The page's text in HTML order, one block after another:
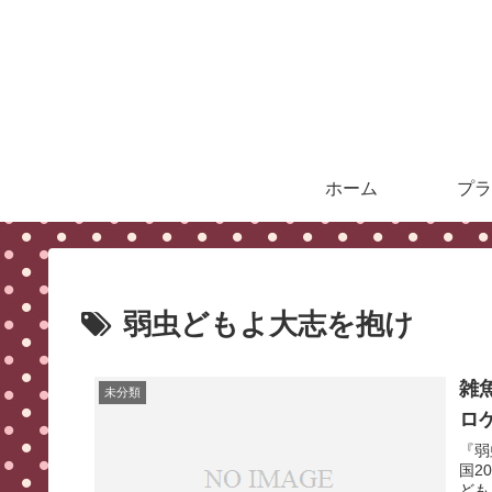
ホーム プ
弱虫どもよ大志を抱け
未分類
雑
ロ
『
国